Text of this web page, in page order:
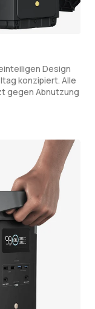
Design
konzipiert. Alle
gegen Abnutzung